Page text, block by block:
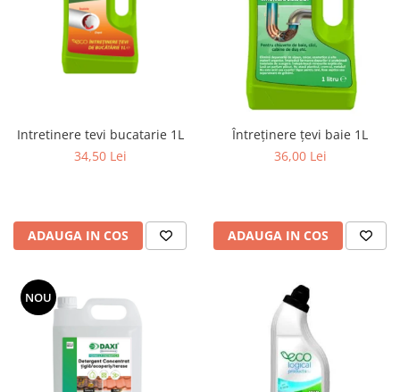
Intretinere tevi bucatarie 1L
34,50 Lei
ADAUGA IN COS
Întreținere țevi baie 1L
36,00 Lei
ADAUGA IN COS
NOU